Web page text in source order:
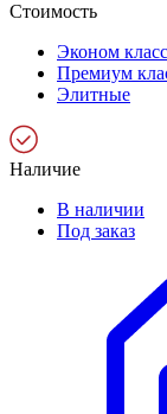
Стоимость
Эконом
Премиум
Элитные
Наличие
В наличии
Под заказ